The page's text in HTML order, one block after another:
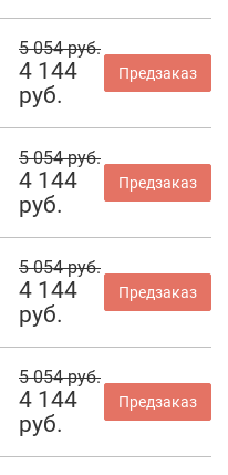
5 054 руб.
4 144
руб.
Предзаказ
5 054 руб.
4 144
руб.
Предзаказ
5 054 руб.
4 144
руб.
Предзаказ
5 054 руб.
4 144
руб.
Предзаказ